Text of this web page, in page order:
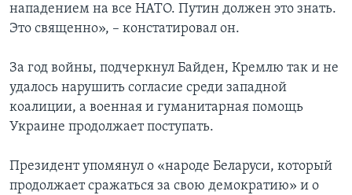
нападением на все НАТО. Путин должен это знать.
Это священно», – констатировал он.
За год войны, подчеркнул Байден, Кремлю так и не
удалось нарушить согласие среди западной
коалиции, а военная и гуманитарная помощь
Украине продолжает поступать.
Президент упомянул о «народе Беларуси, который
продолжает сражаться за свою демократию» и о